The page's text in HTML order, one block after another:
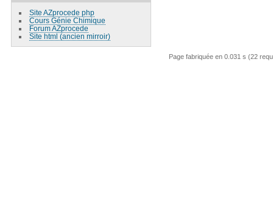
Site AZprocede php
Cours Génie Chimique
Forum AZprocede
Site html (ancien mirroir)
Page fabriquée en 0.031 s (22